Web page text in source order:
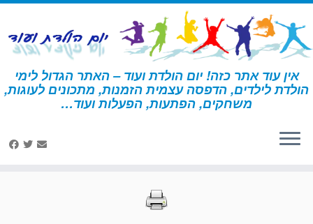
דלג
לתוכן
אין עוד אתר כזה! יום הולדת ועוד – האתר הגדול לימי
הולדת לילדים, הדפסה עצמית הזמנות, מתכונים לעוגות,
משחקים, הפתעות, הפעלות ועוד… דף הבית » הדפסות – דורה » עמוד 68
הדפסות – דורה